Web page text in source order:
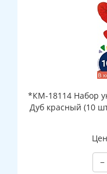
*КМ-18114 Набор
Дуб красный (10
−